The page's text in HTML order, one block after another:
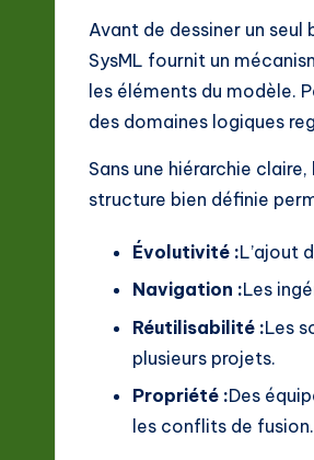
ft
w
Avant de dessiner un
SysML fournit un
les éléments du modèle.
des domaines logiques
Sans une hiérarchie
structure bien définie
Évolutivité :L’ajout
Navigation :Les
Réutilisabilité :Les
plusieurs projets.
Propriété :Des
les conflits de fusion.